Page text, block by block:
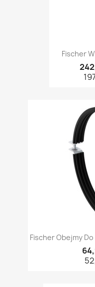
Fischer
Fischer Obejmy